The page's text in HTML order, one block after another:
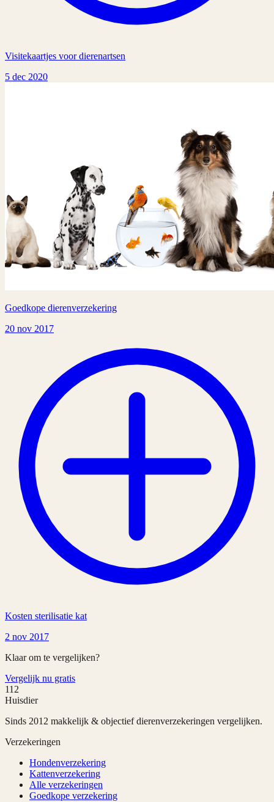
Visitekaartjes voor dierenartsen
5 dec 2020
Goedkope dierenverzekering
20 nov 2017
Kosten sterilisatie kat
2 nov 2017
Klaar om te vergelijken?
Vergelijk nu gratis
112
Huisdier
Sinds 2012 makkelijk & objectief dierenverzekeringen vergelijken.
Verzekeringen
Hondenverzekering
Kattenverzekering
Alle verzekeringen
Goedkope verzekering